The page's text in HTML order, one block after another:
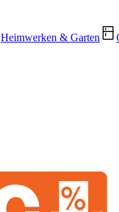
Heimwerken & Garten